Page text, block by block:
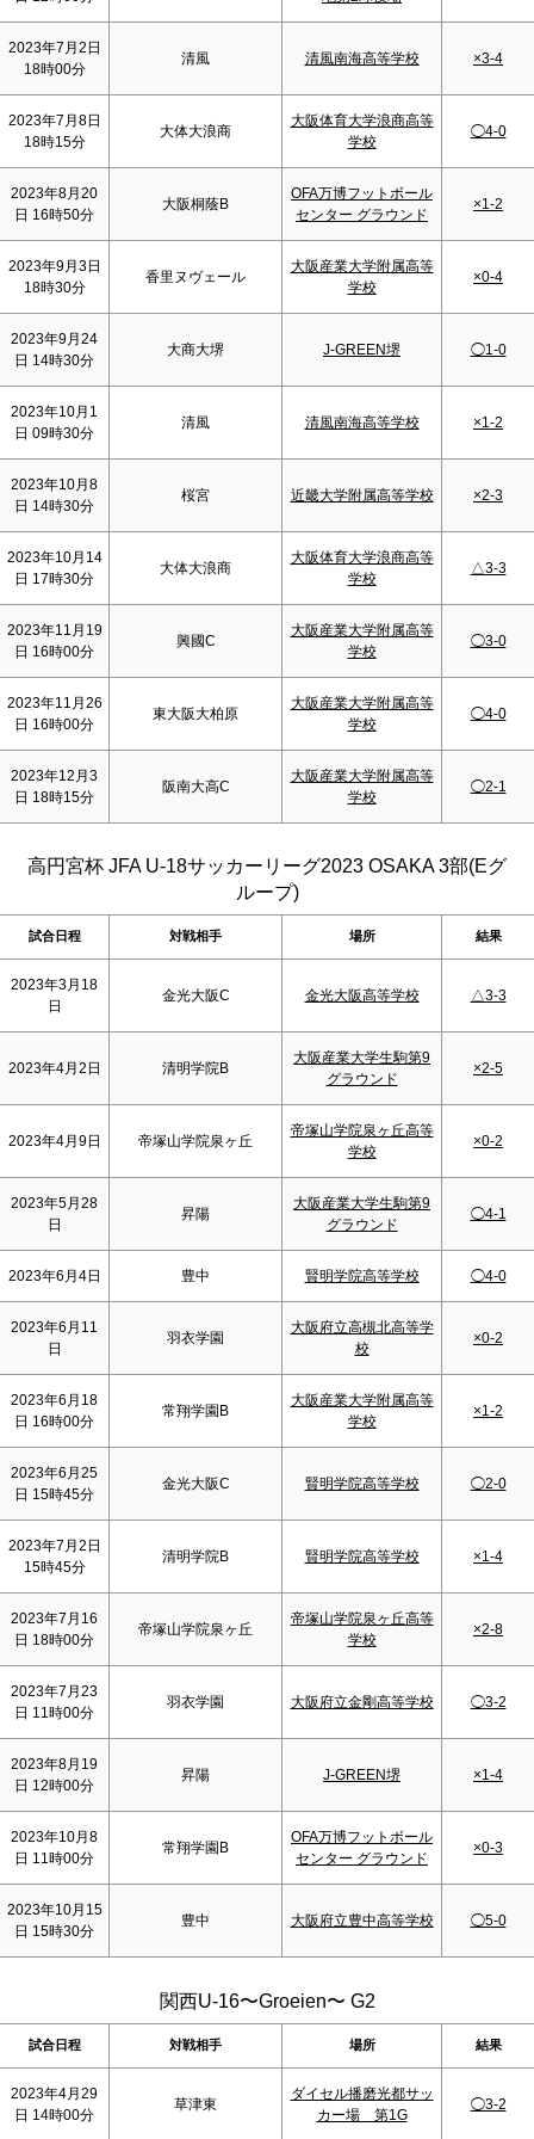
2023年7月2日
18時00分
清風 清風南海高等学校 ×3-4
2023年7月8日
18時15分
大体大浪商
大阪体育大学浪商高等
学校
◯4-0
2023年8月20
日 16時50分
大阪桐蔭B
OFA万博フットボール
センター グラウンド
×1-2
2023年9月3日
18時30分
香里ヌヴェール
大阪産業大学附属高等
学校
×0-4
2023年9月24
日 14時30分
大商大堺 J-GREEN堺 ◯1-0
2023年10月1
日 09時30分
清風 清風南海高等学校 ×1-2
2023年10月8
日 14時30分
桜宮 近畿大学附属高等学校 ×2-3
2023年10月14
日 17時30分
大体大浪商
大阪体育大学浪商高等
学校
△3-3
2023年11月19
日 16時00分
興國C
大阪産業大学附属高等
学校
◯3-0
2023年11月26
日 16時00分
東大阪大柏原
大阪産業大学附属高等
学校
◯4-0
2023年12月3
日 18時15分
阪南大高C
大阪産業大学附属高等
学校
◯2-1
高円宮杯 JFA U-18サッカーリーグ2023 OSAKA 3部(Eグ
ループ)
試合日程 対戦相手 場所 結果
2023年3月18
日
金光大阪C 金光大阪高等学校 △3-3
2023年4月2日 清明学院B
大阪産業大学生駒第9
グラウンド
×2-5
2023年4月9日 帝塚山学院泉ヶ丘
帝塚山学院泉ヶ丘高等
学校
×0-2
2023年5月28
日
昇陽
大阪産業大学生駒第9
グラウンド
◯4-1
2023年6月4日 豊中 賢明学院高等学校 ◯4-0
2023年6月11
日
羽衣学園
大阪府立高槻北高等学
校
×0-2
2023年6月18
日 16時00分
常翔学園B
大阪産業大学附属高等
学校
×1-2
2023年6月25
日 15時45分
金光大阪C 賢明学院高等学校 ◯2-0
2023年7月2日
15時45分
清明学院B 賢明学院高等学校 ×1-4
2023年7月16
日 18時00分
帝塚山学院泉ヶ丘
帝塚山学院泉ヶ丘高等
学校
×2-8
2023年7月23
日 11時00分
羽衣学園 大阪府立金剛高等学校 ◯3-2
2023年8月19
日 12時00分
昇陽 J-GREEN堺 ×1-4
2023年10月8
日 11時00分
常翔学園B
OFA万博フットボール
センター グラウンド
×0-3
2023年10月15
日 15時30分
豊中 大阪府立豊中高等学校 ◯5-0
関西U-16〜Groeien〜 G2
試合日程 対戦相手 場所 結果
2023年4月29
日 14時00分
草津東
ダイセル播磨光都サッ
カー場 第1G
◯3-2